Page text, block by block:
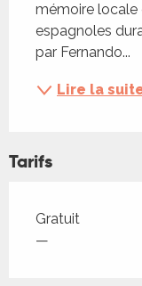
mémoire locale
espagnoles
par Fernando...
Lire la
Tarifs
Tarifs 2026
Gratuit
—